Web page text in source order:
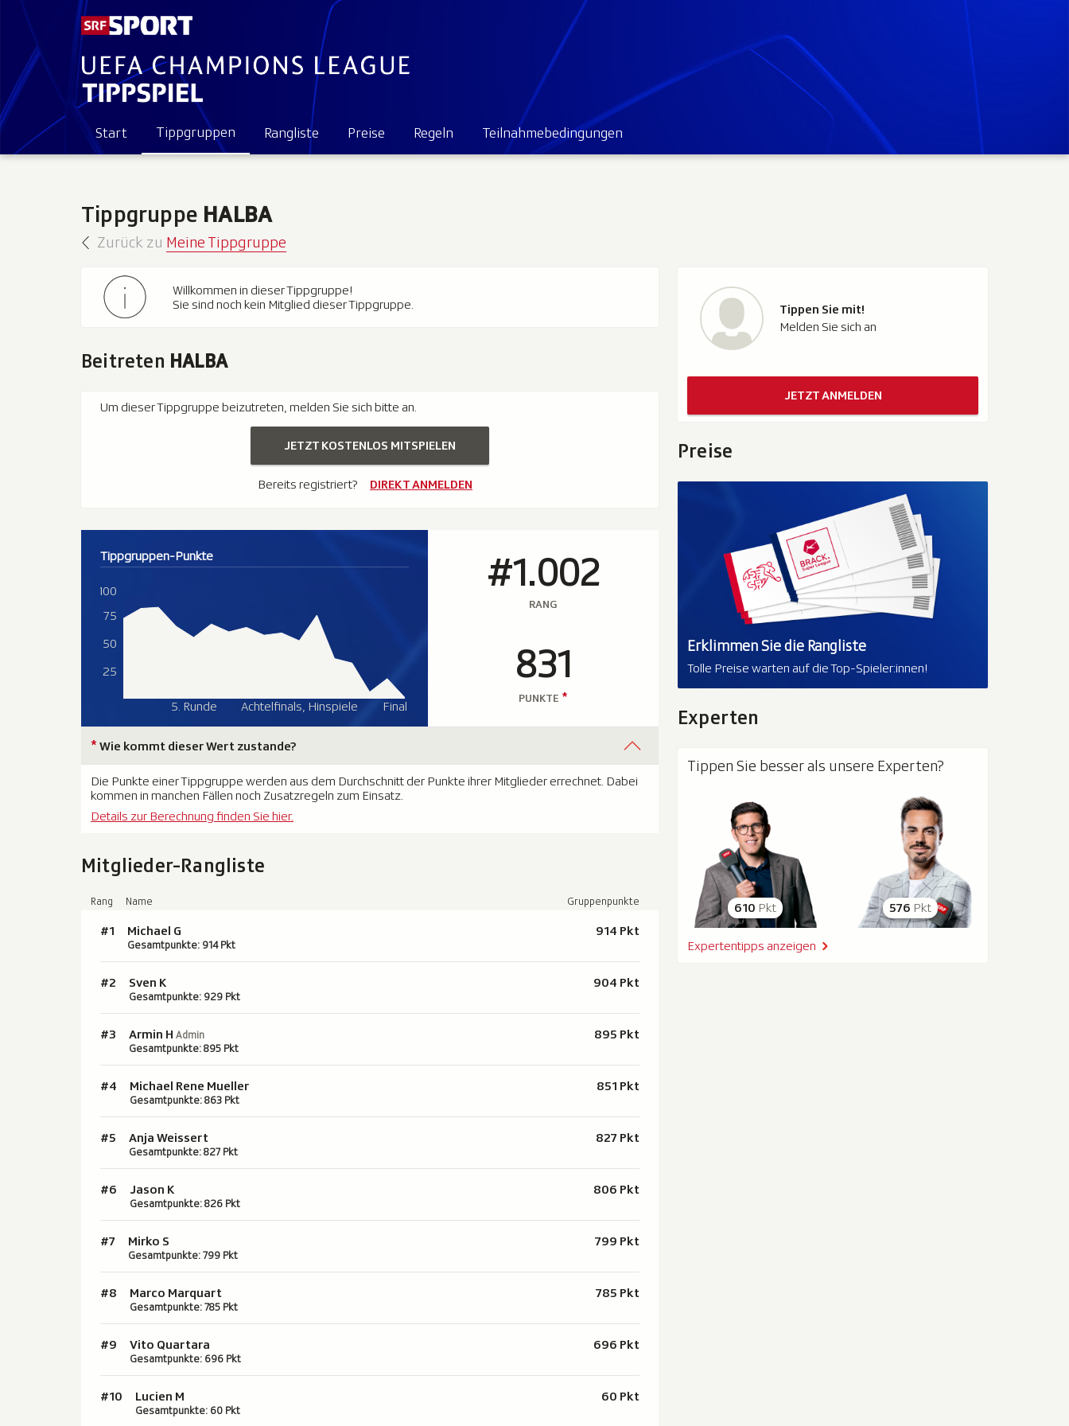
Start Tippgruppen Rangliste Preise Regeln Teilnahmebedingungen
Tippgruppe HALBA
Zurück zu Meine Tippgruppe
Willkommen in dieser Tippgruppe!
Sie sind noch kein Mitglied dieser Tippgruppe.
Beitreten HALBA
Um dieser Tippgruppe beizutreten, melden Sie sich bitte an.
JETZT KOSTENLOS MITSPIELEN
Bereits registriert? DIREKT ANMELDEN
Tippgruppen-Punkte
5. Runde Achtelfinals, Hinspiele Final
25
50
75
100 #1.002
RANG
831
PUNKTE *
* Wie kommt dieser Wert zustande?
Die Punkte einer Tippgruppe werden aus dem Durchschnitt der Punkte ihrer Mitglieder errechnet. Dabei
kommen in manchen Fällen noch Zusatzregeln zum Einsatz.
Details zur Berechnung finden Sie hier.
Mitglieder-Rangliste
Rang Name Gruppenpunkte
#1
Gesamtpunkte: 914 Pkt
Michael G 914 Pkt
#2
Gesamtpunkte: 929 Pkt
Sven K 904 Pkt
#3
Gesamtpunkte: 895 Pkt
Armin H Admin 895 Pkt
#4
Gesamtpunkte: 863 Pkt
Michael Rene Mueller 851 Pkt
#5
Gesamtpunkte: 827 Pkt
Anja Weissert 827 Pkt
#6
Gesamtpunkte: 826 Pkt
Jason K 806 Pkt
#7
Gesamtpunkte: 799 Pkt
Mirko S 799 Pkt
#8
Gesamtpunkte: 785 Pkt
Marco Marquart 785 Pkt
#9
Gesamtpunkte: 696 Pkt
Vito Quartara 696 Pkt
#10
Gesamtpunkte: 60 Pkt
Lucien M 60 Pkt
Tippen Sie mit!
Melden Sie sich an
JETZT ANMELDEN
Preise
Erklimmen Sie die Rangliste
Tolle Preise warten auf die Top-Spieler:innen!
Experten
610 Pkt 576 Pkt
Tippen Sie besser als unsere Experten?
Expertentipps anzeigen